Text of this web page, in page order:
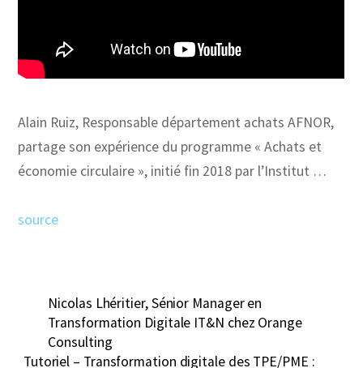
Alain Ruiz, Responsable département achats AFNOR,
partage son expérience du programme « Achats et
économie circulaire », initié fin 2018 par l’Institut …
source
Nicolas Lhéritier, Sénior Manager en
Transformation Digitale IT&N chez Orange
Consulting
Tutoriel – Transformation digitale des TPE/PME :